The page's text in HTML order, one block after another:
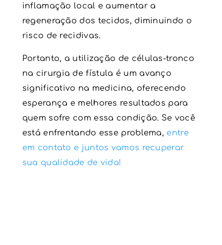
inflamação local e aumentar a
regeneração dos tecidos, diminuindo o
risco de recidivas.
Portanto, a utilização de células-tronco
na cirurgia de fístula é um avanço
significativo na medicina, oferecendo
esperança e melhores resultados para
quem sofre com essa condição. Se você
está enfrentando esse problema, entre
em contato e juntos vamos recuperar
sua qualidade de vida!